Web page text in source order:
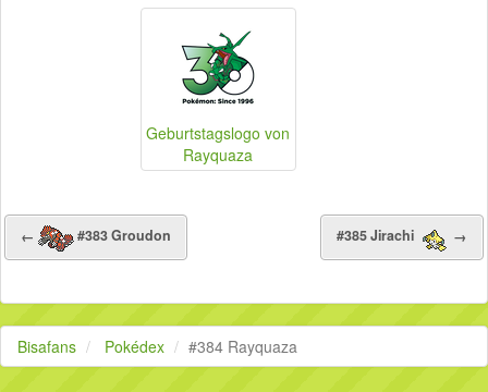
Geburtstagslogo von
Rayquaza
← #383 Groudon #385 Jirachi →
Bisafans Pokédex #384 Rayquaza